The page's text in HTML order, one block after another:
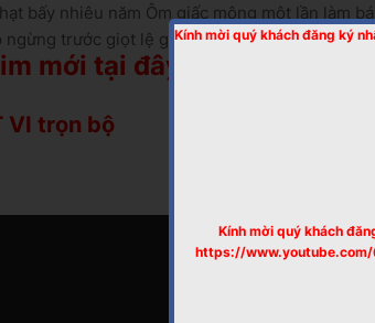
Kính mời quý khách đăng ký
Kính mời quý khách
https://www.youtube.com/
bấy nhiêu năm Ôm giấc mộng một lần làm
ngừng trước giọt lệ giai nhân,…
mới tại đây >>
VI trọn bộ